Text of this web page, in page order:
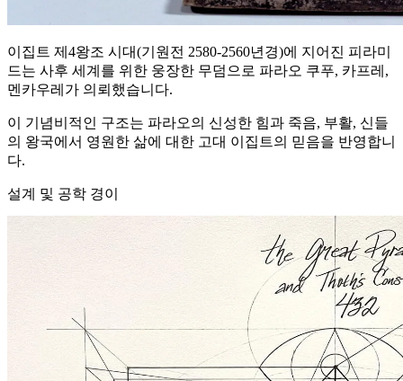
이집트 제4왕조 시대(기원전 2580-2560년경)에 지어진 피라미
드는 사후 세계를 위한 웅장한 무덤으로 파라오 쿠푸, 카프레,
멘카우레가 의뢰했습니다.
이 기념비적인 구조는 파라오의 신성한 힘과 죽음, 부활, 신들
의 왕국에서 영원한 삶에 대한 고대 이집트의 믿음을 반영합니
다.
설계 및 공학 경이